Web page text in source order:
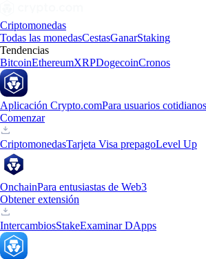
Criptomonedas
Todas las monedasCestasGanarStaking
Tendencias
BitcoinEthereumXRPDogecoinCronos
Aplicación Crypto.comPara usuarios cotidianos
Comenzar
CriptomonedasTarjeta Visa prepagoLevel Up
OnchainPara entusiastas de Web3
Obtener extensión
IntercambiosStakeExaminar DApps